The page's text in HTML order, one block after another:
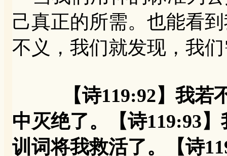
己真正的所需。也能看
不义，我们就发现，我
【诗119:92】我
中灭绝了。【诗119:93
训词将我救活了。【诗